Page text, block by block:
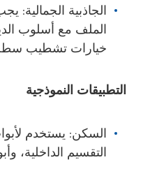
الجاذبية الجمالية:
الملف مع أسلوب
خيارات تشطيب
التطبيقات النموذجية
السكن: يستخدم
التقسيم الداخلية،